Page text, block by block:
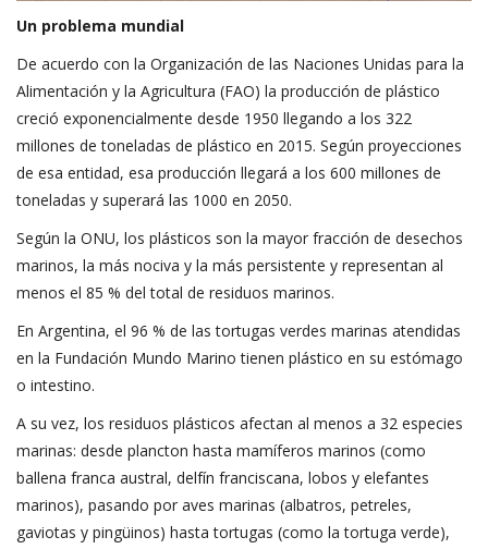
Un problema mundial
De acuerdo con la Organización de las Naciones Unidas para la
Alimentación y la Agricultura (FAO) la producción de plástico
creció exponencialmente desde 1950 llegando a los 322
millones de toneladas de plástico en 2015. Según proyecciones
de esa entidad, esa producción llegará a los 600 millones de
toneladas y superará las 1000 en 2050.
Según la ONU, los plásticos son la mayor fracción de desechos
marinos, la más nociva y la más persistente y representan al
menos el 85 % del total de residuos marinos.
En Argentina, el 96 % de las tortugas verdes marinas atendidas
en la Fundación Mundo Marino tienen plástico en su estómago
o intestino.
A su vez, los residuos plásticos afectan al menos a 32 especies
marinas: desde plancton hasta mamíferos marinos (como
ballena franca austral, delfín franciscana, lobos y elefantes
marinos), pasando por aves marinas (albatros, petreles,
gaviotas y pingüinos) hasta tortugas (como la tortuga verde),